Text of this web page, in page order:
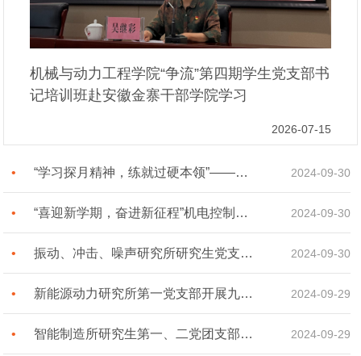
机械与动力工程学院“争流”第四期学生党支部书
记培训班赴安徽金寨干部学院学习
2026-07-15
“学习探月精神，练就过硬本领”——航空动力研究所举行九月党组织生活会[图] 2024-09-30
“喜迎新学期，奋进新征程”机电控制与物流装备所研究生党组织生活顺利召开[图] 2024-09-30
振动、冲击、噪声研究所研究生党支部召开九月组织生活会[图] 2024-09-30
新能源动力研究所第一党支部开展九月份组织生活会[图] 2024-09-29
智能制造所研究生第一、二党团支部联合召开“喜迎新学期，奋进新征程”专题组织生活会[图] 2024-09-29